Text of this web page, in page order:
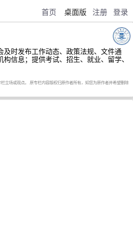
首页 桌面版 注册 登录
及时发布工作动态、政策法规、文件通
信息；提供考试、招生、就业、留学、
立场或观点。 原专栏内容版权归原作者所有，如您为原作者并希望删除